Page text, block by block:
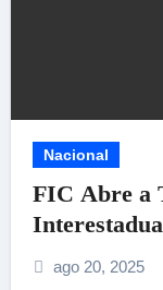
Nacional
FIC Abre a
ago 20, 2025